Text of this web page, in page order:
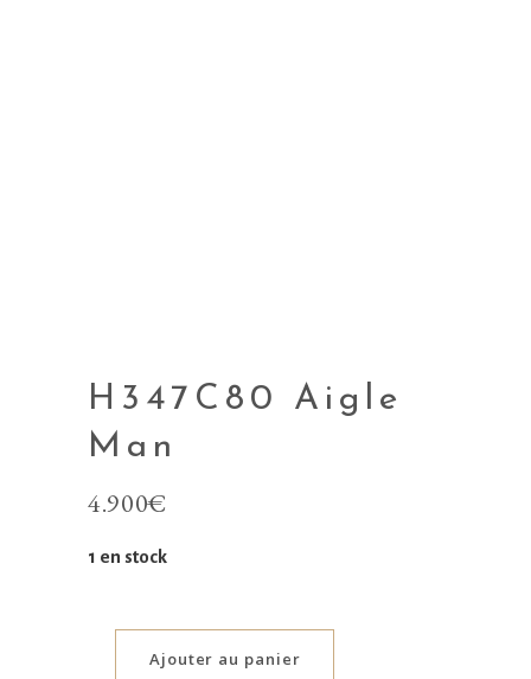
H347C80 Aigle
Man
4.900€
1 en stock
Ajouter au panier